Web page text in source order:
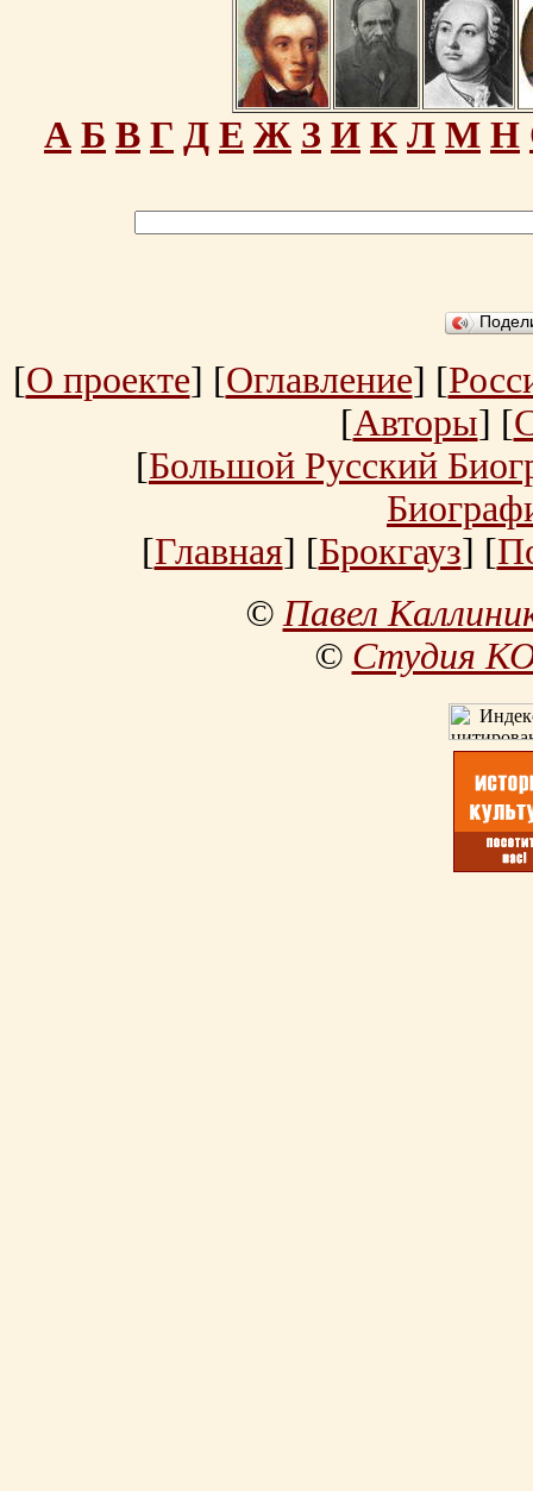
А Б В Г Д Е Ж З И К Л М Н
[О проекте] [Оглавление] [
[Авторы] [
[Большой Русский
[Главная] [Брокгауз] [
©Павел
© Студия